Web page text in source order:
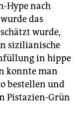
Hype nach
das
wurde,
sizilianische
in hippe
konnte man
bestellen und
Pistazien-Grün